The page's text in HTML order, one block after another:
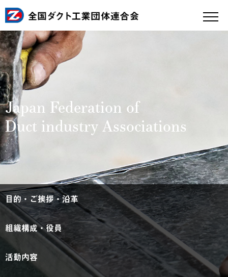
Japan Federation of
Duct industry Associations
目的・ご挨拶・沿革
組織構成・役員
活動内容